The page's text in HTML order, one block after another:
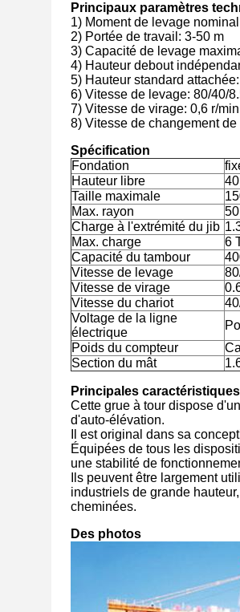
Principaux paramètres
1) Moment de levage
2) Portée de travail: 3-50 m
3) Capacité de levage
4) Hauteur debout
5) Hauteur standard
6) Vitesse de levage: 80/40/
7) Vitesse de virage: 0,6 r/min
8) Vitesse de changement
Spécification
Fondation
Hauteur libre
Taille maximale
Max. rayon
Charge à l'extrémité du jib
Max. charge
6
Capacité du tambour
Vitesse de levage
Vitesse de virage
Vitesse du chariot
Voltage de la ligne
électrique
Poids du compteur
Section du mât
Principales caractéristiques
Cette grue à tour dispose
d'auto-élévation.
Il est original dans sa
Équipées de tous les
une stabilité de
Ils peuvent être largement
industriels de grande
cheminées.
Des photos